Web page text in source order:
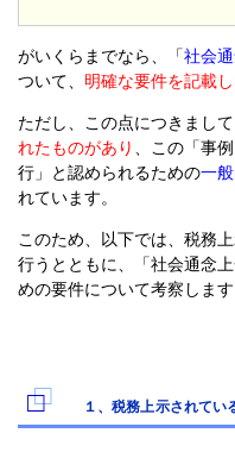
がいくらまでなら、「社会
ついて、 明確な要件を記載
ただし、この点につきまし
れたものがあり
、この「事
行」と認められるための一
れています。
このため、以下では、税務
行うとともに、「社会通念
めの要件について考察します
１、税務上示されてい